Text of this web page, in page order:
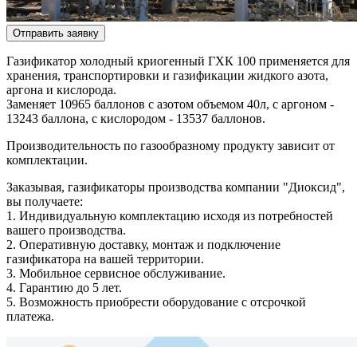
Отправить заявку
Газификатор холодный криогенный ГХК 100 применяется для
хранения, транспортировки и газификации жидкого азота,
аргона и кислорода.
Заменяет 10965 баллонов с азотом объемом 40л, с аргоном -
13243 баллона, с кислородом - 13537 баллонов.
Производительность по газообразному продукту зависит от
комплектации.
Заказывая, газификаторы производства компании "Диоксид",
вы получаете:
1. Индивидуальную комплектацию исходя из потребностей
вашего производства.
2. Оперативную доставку, монтаж и подключение
газификатора на вашей территории.
3. Мобильное сервисное обслуживание.
4. Гарантию до 5 лет.
5. Возможность приобрести оборудование с отсрочкой
платежа.